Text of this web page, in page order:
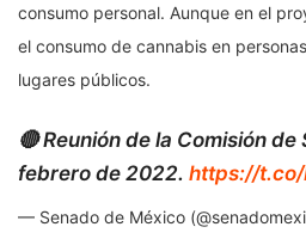
consumo personal. Aunque en el
el consumo de cannabis en
lugares públicos.
🔴 Reunión de la Comisión de
febrero de 2022. https://t.co/
— Senado de México